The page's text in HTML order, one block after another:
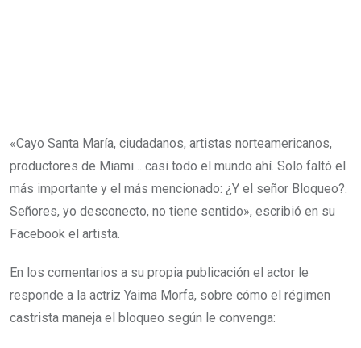
«Cayo Santa María, ciudadanos, artistas norteamericanos,
productores de Miami… casi todo el mundo ahí. Solo faltó el
más importante y el más mencionado: ¿Y el señor Bloqueo?.
Señores, yo desconecto, no tiene sentido», escribió en su
Facebook el artista.
En los comentarios a su propia publicación el actor le
responde a la actriz Yaima Morfa, sobre cómo el régimen
castrista maneja el bloqueo según le convenga: